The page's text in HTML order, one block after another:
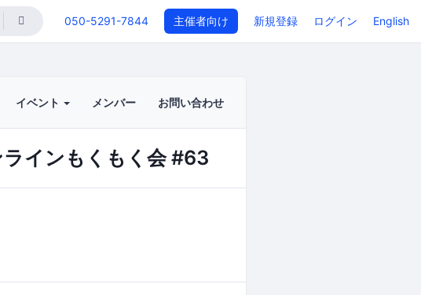
050-5291-7844 主催者向け 新規登録 ログイン English
イベント メンバー お問い合わせ
インもくもく会 #63